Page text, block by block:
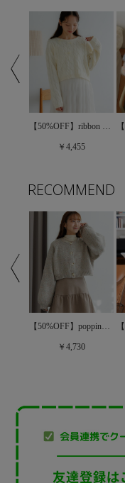
【50%OFF】ribbon aran knit～ﾘﾎﾞﾝｱﾗﾝﾆｯﾄ
￥4,455
RECOMMEND
【50%OFF】popping fancy knit～ﾎﾟｯﾋﾟﾝｸﾞﾌｧﾝｼｰﾆｯﾄ
￥4,730